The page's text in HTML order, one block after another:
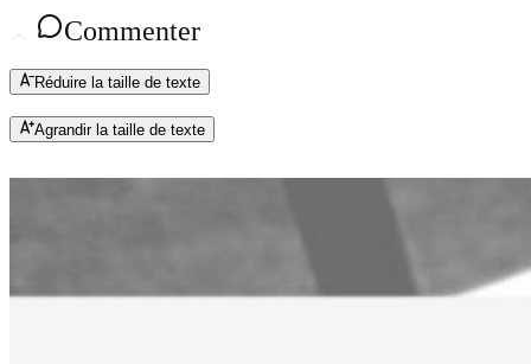
Commenter
Réduire la taille de texte
Agrandir la taille de texte